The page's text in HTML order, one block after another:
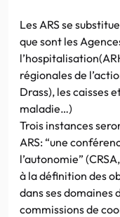
Les ARS se
que sont les
régionales de
Drass), les caisses
maladie…)
Trois instances
ARS: “une
l’autonomie”
à la définition des
dans ses domaines
commissions de